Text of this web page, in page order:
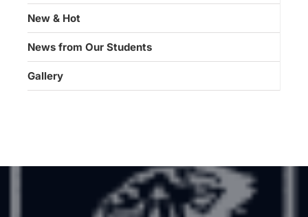
New & Hot
News from Our Students
Gallery